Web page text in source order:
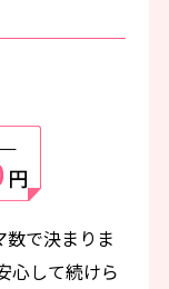
で決まりま
心して続けら